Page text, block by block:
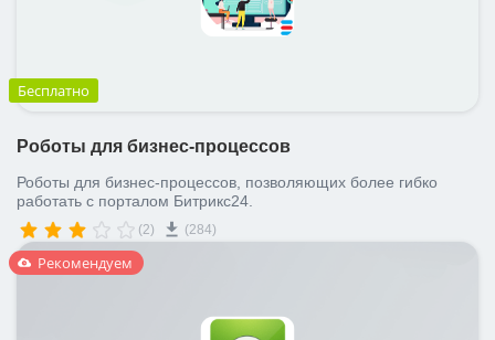
Бесплатно
Роботы для бизнес-процессов
Роботы для бизнес-процессов, позволяющих более гибко
работать с порталом Битрикс24.
(2) (284)
Рекомендуем